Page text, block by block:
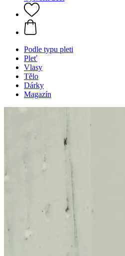
Podle typu pleti
Pleť
Vlasy
Tělo
Dárky
Magazín